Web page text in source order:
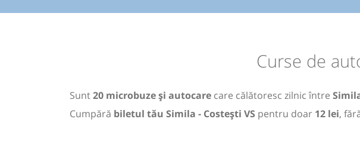
Curse de
Sunt20 microbuze și autocare care călătoresc zilnic între
Cumpără biletul tău Simila - Costești VS pentru doar 12 lei,